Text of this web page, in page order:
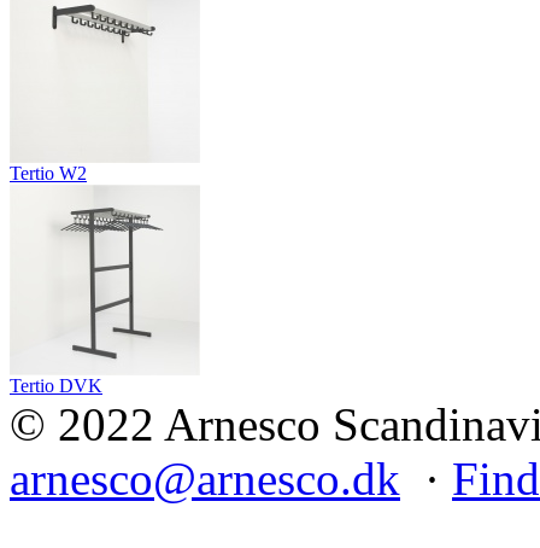
Tertio W2
Tertio DVK
© 2022 Arnesco
arnesco@arnesco.dk ·